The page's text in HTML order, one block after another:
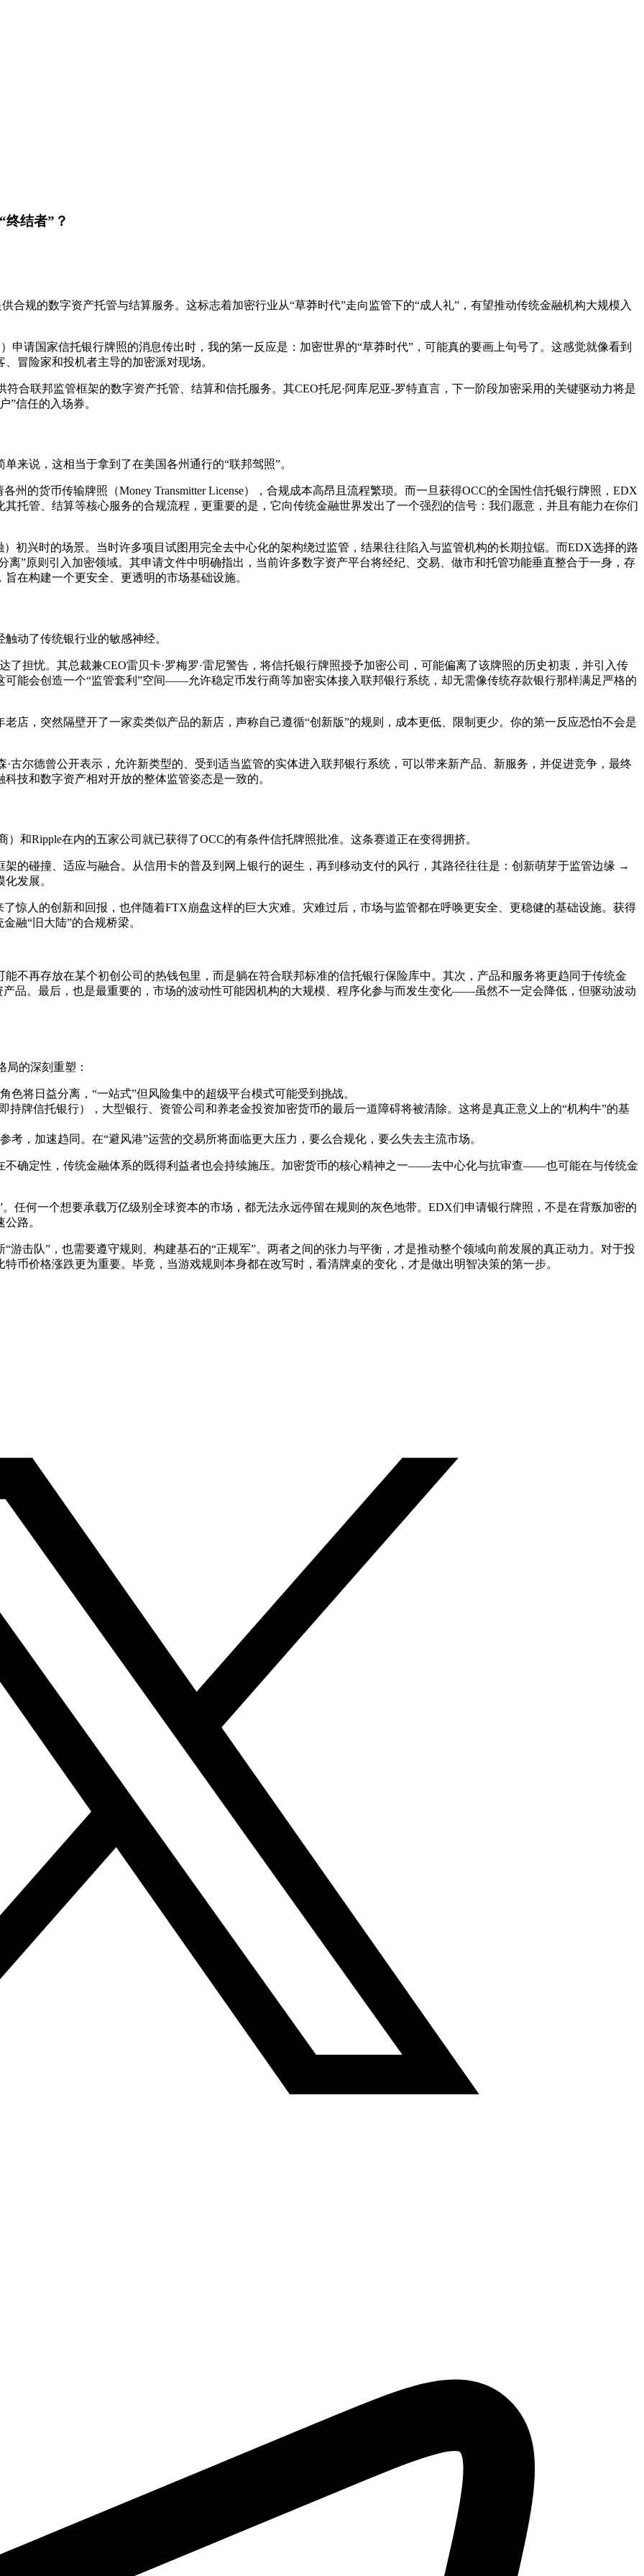
终结者”？
合规的数字资产托管与结算服务。这标志着加密行业从“草莽时代”走向监管下的“成人礼”，有望推动传统金融机构大规模入
申请国家信托银行牌照的消息传出时，我的第一反应是：加密世界的“草莽时代”，可能真的要画上句号了。这感觉就像看到
冒险家和投机者主导的加密派对现场。
合联邦监管框架的数字资产托管、结算和信托服务。其CEO托尼·阿库尼亚-罗特直言，下一阶段加密采用的关键驱动力将是
”信任的入场券。
来说，这相当于拿到了在美国各州通行的“联邦驾照”。
州的货币传输牌照（Money Transmitter License），合规成本高昂且流程繁琐。而一旦获得OCC的全国性信托银行牌照，EDX
托管、结算等核心服务的合规流程，更重要的是，它向传统金融世界发出了一个强烈的信号：我们愿意，并且有能力在你们
初兴时的场景。当时许多项目试图用完全去中心化的架构绕过监管，结果往往陷入与监管机构的长期拉锯。而EDX选择的路
离”原则引入加密领域。其申请文件中明确指出，当前许多数字资产平台将经纪、交易、做市和托管功能垂直整合于一身，存
在构建一个更安全、更透明的市场基础设施。
动了传统银行业的敏感神经。
担忧。其总裁兼CEO雷贝卡·罗梅罗·雷尼警告，将信托银行牌照授予加密公司，可能偏离了该牌照的历史初衷，并引入传
能会创造一个“监管套利”空间——允许稳定币发行商等加密实体接入联邦银行系统，却无需像传统存款银行那样满足严格的
店，突然隔壁开了一家卖类似产品的新店，声称自己遵循“创新版”的规则，成本更低、限制更少。你的第一反应恐怕不会是
古尔德曾公开表示，允许新类型的、受到适当监管的实体进入联邦银行系统，可以带来新产品、新服务，并促进竞争，最终
技和数字资产相对开放的整体监管姿态是一致的。
和Ripple在内的五家公司就已获得了OCC的有条件信托牌照批准。这条赛道正在变得拥挤。
的碰撞、适应与融合。从信用卡的普及到网上银行的诞生，再到移动支付的风行，其路径往往是：创新萌芽于监管边缘 →
发展。
惊人的创新和回报，也伴随着FTX崩盘这样的巨大灾难。灾难过后，市场与监管都在呼唤更安全、更稳健的基础设施。获得
融“旧大陆”的合规桥梁。
不再存放在某个初创公司的热钱包里，而是躺在符合联邦标准的信托银行保险库中。其次，产品和服务将更趋同于传统金
品。最后，也是最重要的，市场的波动性可能因机构的大规模、程序化参与而发生变化——虽然不一定会降低，但驱动波动
的深刻重塑：
将日益分离，“一站式”但风险集中的超级平台模式可能受到挑战。
持牌信托银行），大型银行、资管公司和养老金投资加密货币的最后一道障碍将被清除。这将是真正意义上的“机构牛”的基
，加速趋同。在“避风港”运营的交易所将面临更大压力，要么合规化，要么失去主流市场。
不确定性，传统金融体系的既得利益者也会持续施压。加密货币的核心精神之一——去中心化与抗审查——也可能在与传统金
任何一个想要承载万亿级别全球资本的市场，都无法永远停留在规则的灰色地带。EDX们申请银行牌照，不是在背叛加密的
路。
游击队”，也需要遵守规则、构建基石的“正规军”。两者之间的张力与平衡，才是推动整个领域向前发展的真正动力。对于投
币价格涨跌更为重要。毕竟，当游戏规则本身都在改写时，看清牌桌的变化，才是做出明智决策的第一步。